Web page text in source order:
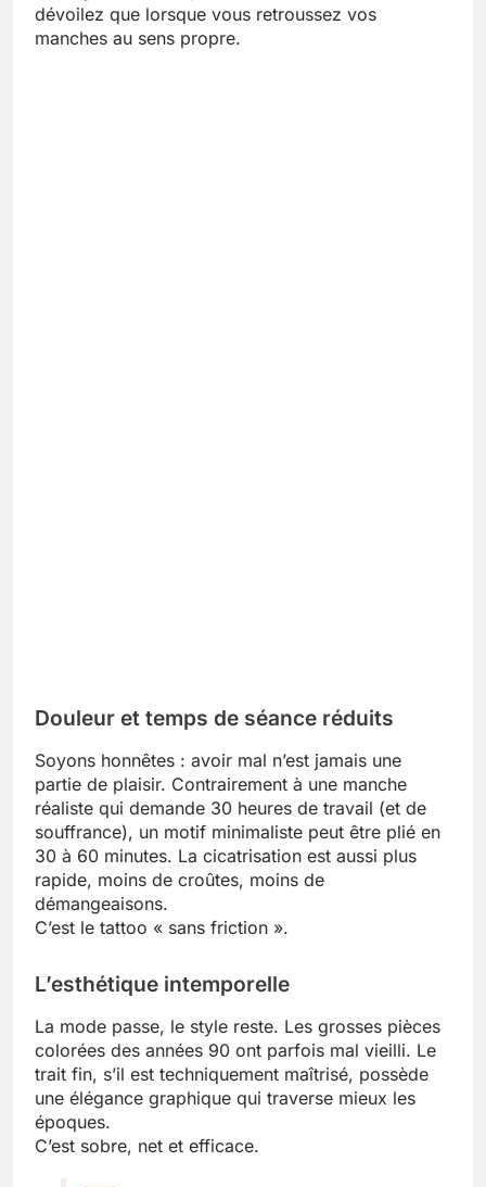
dévoilez que lorsque vous retroussez vos
manches au sens propre.
Douleur et temps de séance réduits
Soyons honnêtes : avoir mal n’est jamais une
partie de plaisir. Contrairement à une manche
réaliste qui demande 30 heures de travail (et de
souffrance), un motif minimaliste peut être plié en
30 à 60 minutes. La cicatrisation est aussi plus
rapide, moins de croûtes, moins de
démangeaisons.
C’est le tattoo « sans friction ».
L’esthétique intemporelle
La mode passe, le style reste. Les grosses pièces
colorées des années 90 ont parfois mal vieilli. Le
trait fin, s’il est techniquement maîtrisé, possède
une élégance graphique qui traverse mieux les
époques.
C’est sobre, net et efficace.